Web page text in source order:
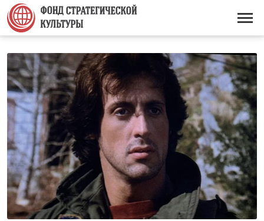
Перейти
основному
содержанию
Основная